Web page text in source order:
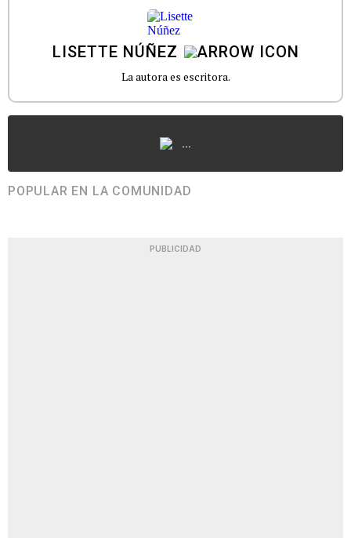
LISETTE NÚÑEZ
La autora es escritora.
...
POPULAR EN LA COMUNIDAD
PUBLICIDAD